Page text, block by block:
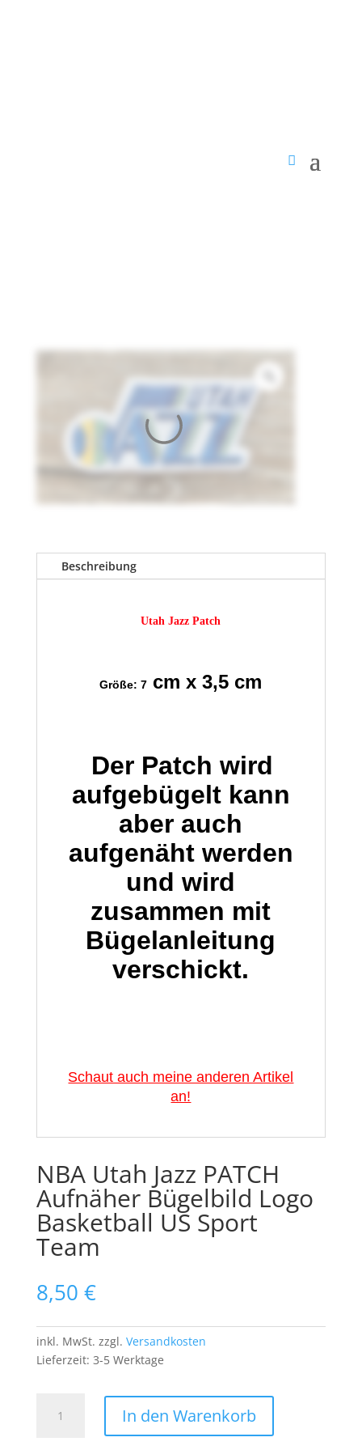
Beschreibung
Utah Jazz Patch
Größe: 7 cm x 3,5 cm
Der Patch wird
aufgebügelt kann
aber auch
aufgenäht werden
und wird
zusammen mit
Bügelanleitung
verschickt.
Schaut auch meine anderen Artikel
an!
NBA Utah Jazz PATCH
Aufnäher Bügelbild Logo
Basketball US Sport
Team
8,50 €
inkl. MwSt. zzgl. Versandkosten
Lieferzeit: 3-5 Werktage
Utah
In den Warenkorb